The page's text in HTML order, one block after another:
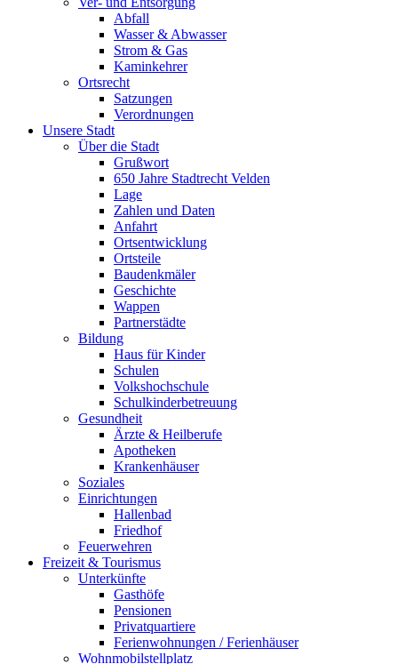
Abfall
Wasser & Abwasser
Strom & Gas
Kaminkehrer
Ortsrecht
Satzungen
Verordnungen
Unsere Stadt
Über die Stadt
Grußwort
650 Jahre Stadtrecht Velden
Lage
Zahlen und Daten
Anfahrt
Ortsentwicklung
Ortsteile
Baudenkmäler
Geschichte
Wappen
Partnerstädte
Bildung
Haus für Kinder
Schulen
Volkshochschule
Schulkinderbetreuung
Gesundheit
Ärzte & Heilberufe
Apotheken
Krankenhäuser
Soziales
Einrichtungen
Hallenbad
Friedhof
Feuerwehren
Freizeit & Tourismus
Unterkünfte
Gasthöfe
Pensionen
Privatquartiere
Ferienwohnungen / Ferienhäuser
Wohnmobilstellplatz